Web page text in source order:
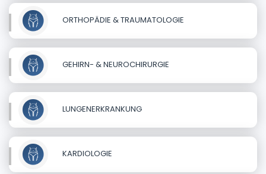
ORTHOPÄDIE & TRAUMATOLOGIE
GEHIRN- & NEUROCHIRURGIE
LUNGENERKRANKUNG
KARDIOLOGIE